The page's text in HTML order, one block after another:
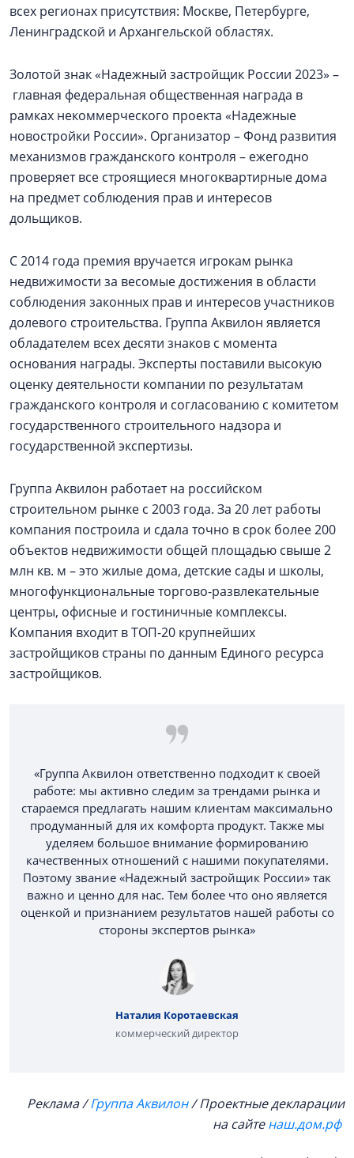
всех регионах присутствия: Москве, Петербурге,
Ленинградской и Архангельской областях.
Золотой знак «Надежный застройщик России 2023» –
главная федеральная общественная награда в
рамках некоммерческого проекта «Надежные
новостройки России». Организатор – Фонд развития
механизмов гражданского контроля – ежегодно
проверяет все строящиеся многоквартирные дома
на предмет соблюдения прав и интересов
дольщиков.
С 2014 года премия вручается игрокам рынка
недвижимости за весомые достижения в области
соблюдения законных прав и интересов участников
долевого строительства. Группа Аквилон является
обладателем всех десяти знаков с момента
основания награды. Эксперты поставили высокую
оценку деятельности компании по результатам
гражданского контроля и согласованию с комитетом
государственного строительного надзора и
государственной экспертизы.
Группа Аквилон работает на российском
строительном рынке с 2003 года. За 20 лет работы
компания построила и сдала точно в срок более 200
объектов недвижимости общей площадью свыше 2
млн кв. м – это жилые дома, детские сады и школы,
многофункциональные торгово-развлекательные
центры, офисные и гостиничные комплексы.
Компания входит в ТОП-20 крупнейших
застройщиков страны по данным Единого ресурса
застройщиков.
«Группа Аквилон ответственно подходит к своей
работе: мы активно следим за трендами рынка и
стараемся предлагать нашим клиентам максимально
продуманный для их комфорта продукт. Также мы
уделяем большое внимание формированию
качественных отношений с нашими покупателями.
Поэтому звание «Надежный застройщик России» так
важно и ценно для нас. Тем более что оно является
оценкой и признанием результатов нашей работы со
стороны экспертов рынка»
Наталия Коротаевская
коммерческий директор
Реклама /Группа Аквилон/ Проектные декларации
на сайтенаш.дом.рф